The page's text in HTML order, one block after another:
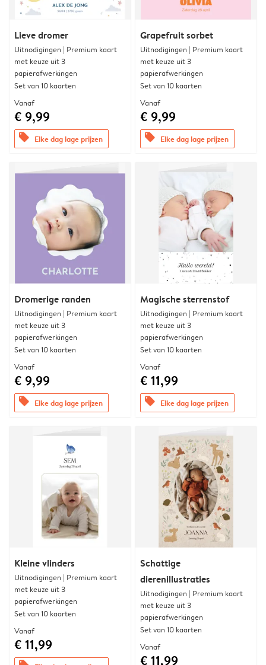
Lieve dromer
Uitnodigingen | Premium kaart
met keuze uit 3
papierafwerkingen
Set van 10 kaarten
Vanaf
€ 9,99
offers Elke dag lage prijzen
Grapefruit sorbet
Uitnodigingen | Premium kaart
met keuze uit 3
papierafwerkingen
Set van 10 kaarten
Vanaf
€ 9,99
offers Elke dag lage prijzen
Dromerige randen
Uitnodigingen | Premium kaart
met keuze uit 3
papierafwerkingen
Set van 10 kaarten
Vanaf
€ 9,99
offers Elke dag lage prijzen
Magische sterrenstof
Uitnodigingen | Premium kaart
met keuze uit 3
papierafwerkingen
Set van 10 kaarten
Vanaf
€ 11,99
offers Elke dag lage prijzen
Kleine vlinders
Uitnodigingen | Premium kaart
met keuze uit 3
papierafwerkingen
Set van 10 kaarten
Vanaf
€ 11,99
Schattige
dierenillustraties
Uitnodigingen | Premium kaart
met keuze uit 3
papierafwerkingen
Set van 10 kaarten
Vanaf
€ 11,99